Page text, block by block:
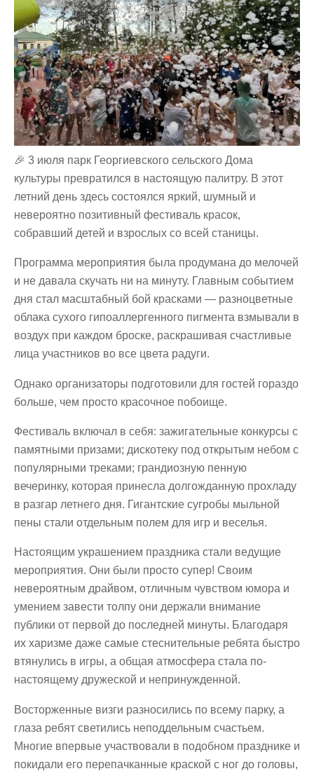
🎉 3 июля парк Георгиевского сельского Дома
культуры превратился в настоящую палитру. В этот
летний день здесь состоялся яркий, шумный и
невероятно позитивный фестиваль красок,
собравший детей и взрослых со всей станицы.
Программа мероприятия была продумана до мелочей
и не давала скучать ни на минуту. Главным событием
дня стал масштабный бой красками — разноцветные
облака сухого гипоаллергенного пигмента взмывали в
воздух при каждом броске, раскрашивая счастливые
лица участников во все цвета радуги.
Однако организаторы подготовили для гостей гораздо
больше, чем просто красочное побоище.
Фестиваль включал в себя: зажигательные конкурсы с
памятными призами; дискотеку под открытым небом с
популярными треками; грандиозную пенную
вечеринку, которая принесла долгожданную прохладу
в разгар летнего дня. Гигантские сугробы мыльной
пены стали отдельным полем для игр и веселья.
Настоящим украшением праздника стали ведущие
мероприятия. Они были просто супер! Своим
невероятным драйвом, отличным чувством юмора и
умением завести толпу они держали внимание
публики от первой до последней минуты. Благодаря
их харизме даже самые стеснительные ребята быстро
втянулись в игры, а общая атмосфера стала по-
настоящему дружеской и непринужденной.
Восторженные визги разносились по всему парку, а
глаза ребят светились неподдельным счастьем.
Многие впервые участвовали в подобном празднике и
покидали его перепачканные краской с ног до головы,